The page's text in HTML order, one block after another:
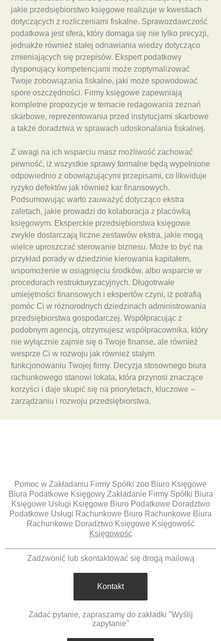
jakie przedsiębiorstwo księgowe realizuje w kwestiach
dotyczących z rozliczeniami fiskalne. Sprawozdawczość
podatkowa jest sfera, który domaga się nie tylko precyzji,
jednakże również stałej odnawiania wiedzy dotycząco
zmieniających się przepisów. Ekspert podatkowy
dysponujący kompetencjami może zoptymalizować
Twoje zobowiązania fiskalne, jaki może spowodować
spore oszczędności. Firmy księgowe zapewniają
kompletne propozycje w temacie redagowania zeznań
skarbowe, reprezentowania przed instytucjami skarbowe
a także doradztwa w sprawach udoskonalania fiskalnej.
Z uwagi na ich wsparciu masz możliwość zachować
pewność, iż wszystkie sprawy formalne będą wypełnione
odpowiednio z obowiązującymi przepisami, co likwiduje
ryzyko defektów jak również kar finansowych.
Podsumowując warto zauważyć dotycząco ekstra
zaletach, jakie prowadzi do kolaboracja z placówką
księgowym. Eksperckie przedsiębiorstwa księgowe
zwykle dostarczają liczne zestawów ekstra, jakie mogą
wielce uproszczać sterowanie biznesu. Może to być na
przykład porady w dziedzinie kierowania kapitałem,
wspomożenie w osiągnięciu środków, albo wsparcie w
procedurach restrukturyzacyjnych. Długotrwałe
umiejętności finansowych i ekspertów czyni, iż potrafią
pomóc Ci w różnorodnych dziedzinach administrowania
przedsiębiorstwa gospodarczej. Współpracując z
podobnym agencją, otrzymujesz współpracownika, który
nie wyłącznie zajmie się o Twoje finanse, ale również
wesprze Ci w rozwoju jak również stałym
funkcjonowaniu Twojej firmy. Decyzja stosownego biura
rachunkowego stanowi lokata, która przynosi znaczące
korzyści i daje skupić się na priorytetach, kluczowe –
zarządzaniu i rozwoju przedsiębiorstwa.
Pomoc w Zakładaniu Firmy Spółki zoo Biuro Księgowe
Biura Podatkowe Księgowy Zakładanie Firmy Spółki Biura
Księgowe Usługi Księgowe Biuro Podatkowe Doradztwo
Podatkowe Usługi Rachunkowe Biuro Rachunkowe Biura
Rachunkowe Doradztwo Księgowe Księgowość
Księgowość
Zadzwonić lub skontaktować się drogą mailową
Kontakt
Zadać pytanie, zapraszamy do zakładki "Wyślij
zapytanie"